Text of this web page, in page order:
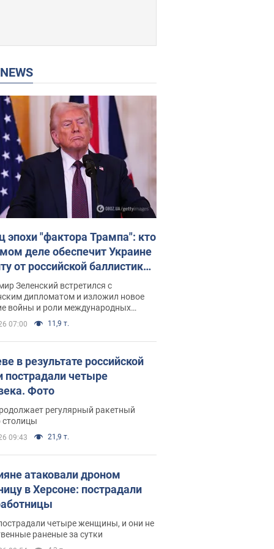
NEWS
эпохи "фактора Трампа": кто
деле обеспечит Украине
от российской баллистики.
с Безсмертным
Зеленский встретился с
дипломатом и изложил новое
войны и роли международных
в борьбе с Россией
07:00 11,9 т.
в результате российской
пострадали четыре
Фото
регулярный ракетный
столицы
09:43 21,9 т.
атаковали дроном
в Херсоне: пострадали
четыре женщины, и они не
раненые за сутки